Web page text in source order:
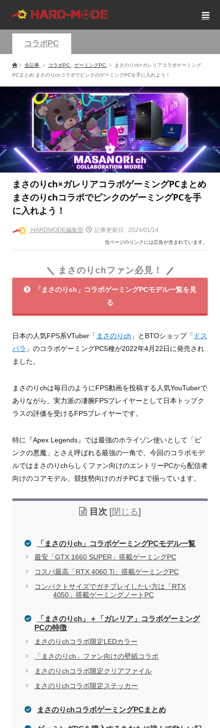
コラボPC
全記事 コラボPC ゲーミングPC
まさのりch×ガレリアコラボゲーミング
PCまとめ まさのりchコラボでピンクのゲーミングPCを手に入れよう！
まさのりch×ガレリアコラボゲーミングPCまとめ
まさのりchコラボでピンクのゲーミングPCを手
に入れよう！
HARDMODE編集部 記事更新日 : 2024/01/14
当ページのリンクには広告が含まれています。
まさのりchファン必見！
「まさのりch」コラボゲーミングPCモデル一覧を見
る
日本の人気FPS系VTuber「 まさのりch 」とBTOショップ「 ドス
パラ 」のコラボゲーミングPC5種が2022年4月22日に発売され
ました。
まさのりchは毎日のようにFPS動画を投稿する人気YouTuberで
ありながら、実力派の凄腕FPSプレイヤーとして日本トップク
ラスの評価を受けるFPSプレイヤーです。
特に『Apex Legends』では最強のホライゾン使いとして「ピ
ンクの悪魔」とさえ呼ばれる最強の一角で、今回のコラボモデ
ルではまさのりchらしくファン向けのエントリーPCから配信者
向けのコアモデル、競技勢向けのガチPCまで揃っています。
目次 [閉じる]
「まさのりch」コラボゲーミングPCモデル一覧
最安「GTX 1660 SUPER」搭載ゲーミングPC
コスパ最高「RTX 4060 Ti」搭載ゲーミングPC
コンパクトサイズでガチプレイしたい方は「RTX
4050」搭載ゲーミングノートPC
「まさのりch」＋「ガレリア」コラボゲーミング
PCの特徴
まさのりchコラボ限定LEDカラー
「まさのりch」ファン向けの壁紙コラボ
まさのりchコラボ限定クリアファイル
まさのりchコラボ限定ステッカー
まさのりchコラボゲーミングPCまとめ